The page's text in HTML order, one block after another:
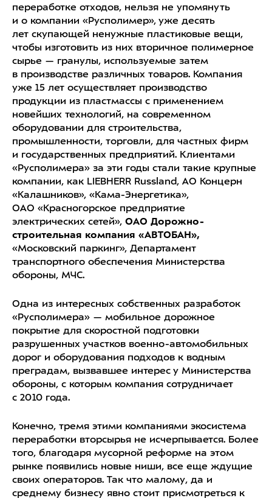
переработке отходов, нельзя не упомянуть
и о компании «Русполимер», уже десять
лет скупающей ненужные пластиковые вещи,
чтобы изготовить из них вторичное полимерное
сырье — гранулы, используемые затем
в производстве различных товаров. Компания
уже 15 лет осуществляет производство
продукции из пластмассы с применением
новейших технологий, на современном
оборудовании для строительства,
промышленности, торговли, для частных фирм
и государственных предприятий. Клиентами
«Русполимера» за эти годы стали такие крупные
компании, как LIEBHERR Russland, АО Концерн
«Калашников», «Кама-Энергетика»,
ОАО «Красногорское предприятие
электрических сетей», ОАО Дорожно-
строительная компания «АВТОБАН»,
«Московский паркинг», Департамент
транспортного обеспечения Министерства
обороны, МЧС.
Одна из интересных собственных разработок
«Русполимера» — мобильное дорожное
покрытие для скоростной подготовки
разрушенных участков военно-автомобильных
дорог и оборудования подходов к водным
преградам, вызвавшее интерес у Министерства
обороны, с которым компания сотрудничает
с 2010 года.
Конечно, тремя этими компаниями экосистема
переработки вторсырья не исчерпывается. Более
того, благодаря мусорной реформе на этом
рынке появились новые ниши, все еще ждущие
своих операторов. Так что малому, да и
среднему бизнесу явно стоит присмотреться к